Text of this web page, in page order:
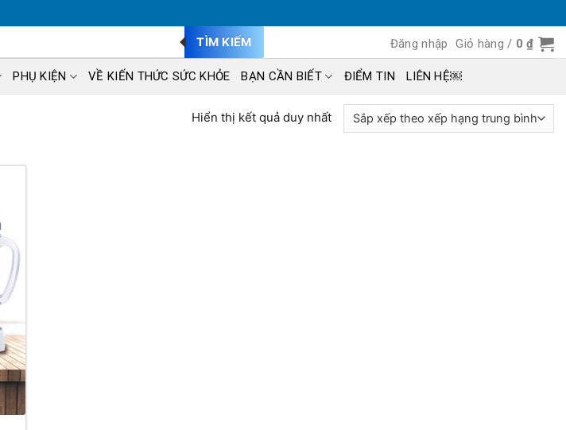
TÌM KIẾM Đăng nhập Giỏ hàng / 0₫
PHỤ KIỆN VỀ KIẾN THỨC SỨC KHỎE BẠN CẦN BIẾT ĐIỂM TIN LIÊN HỆ￼
Hiển thị kết quả duy nhất